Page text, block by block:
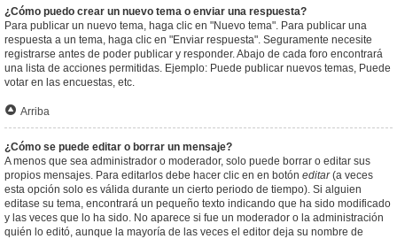
¿Cómo puedo crear un nuevo tema o enviar una respuesta?
Para publicar un nuevo tema, haga clic en "Nuevo tema". Para publicar una
respuesta a un tema, haga clic en "Enviar respuesta". Seguramente necesite
registrarse antes de poder publicar y responder. Abajo de cada foro encontrará
una lista de acciones permitidas. Ejemplo: Puede publicar nuevos temas, Puede
votar en las encuestas, etc.
Arriba
¿Cómo se puede editar o borrar un mensaje?
A menos que sea administrador o moderador, solo puede borrar o editar sus
propios mensajes. Para editarlos debe hacer clic en en botón editar(a veces
esta opción solo es válida durante un cierto periodo de tiempo). Si alguien
editase su tema, encontrará un pequeño texto indicando que ha sido modificado
y las veces que lo ha sido. No aparece si fue un moderador o la administración
quién lo editó, aunque la mayoría de las veces el editor deja su nombre de